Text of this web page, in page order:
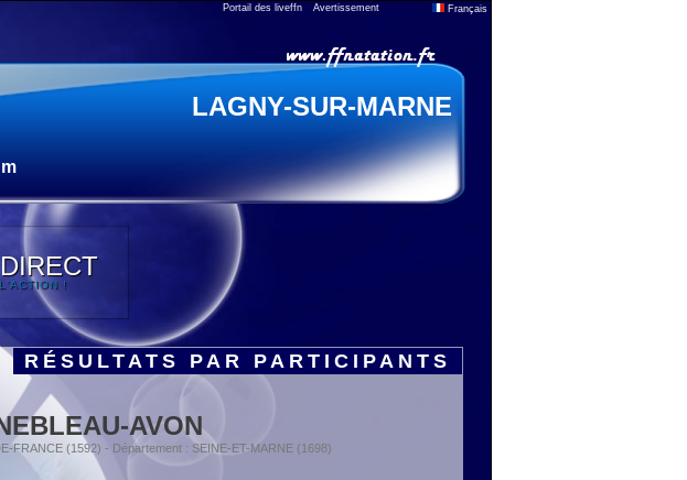
Portail des liveffn Avertissement Français
LAGNY-SUR-MARNE
!
RÉSULTATS PAR PARTICIPANTS
AVON
FRANCE (1592) - Département : SEINE-ET-MARNE (1698)